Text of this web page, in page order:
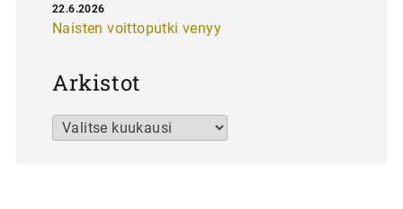
Naisten voittoputki venyy
22.6.2026
Arkistot
Arkistot